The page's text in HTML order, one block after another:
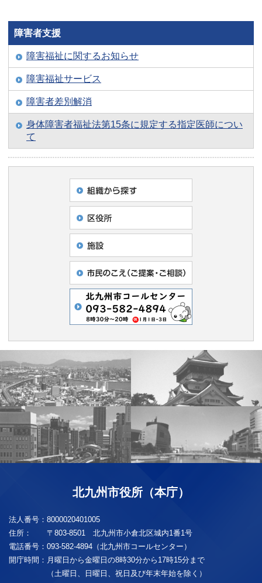
障害者支援
障害福祉に関するお知らせ
障害福祉サービス
障害者差別解消
身体障害者福祉法第15条に規定する指定医師につい
て
北九州市役所（本庁）
法人番号： 8000020401005
住所：
〒803-8501 北九州市小倉北区城内1番1号
電話番号： 093-582-4894（北九州市コールセンター）
開庁時間： 月曜日から金曜日の8時30分から17時15分まで
（土曜日、日曜日、祝日及び年末年始を除く）